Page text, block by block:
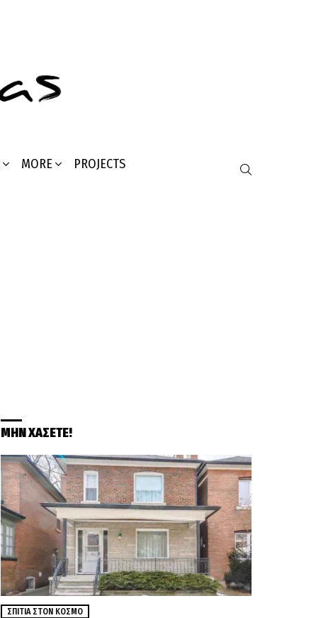
MORE PROJECTS
ΜΗΝ ΧΑΣΕΤΕ!
ΣΠΊΤΙΑ ΣΤΟΝ ΚΌΣΜΟ